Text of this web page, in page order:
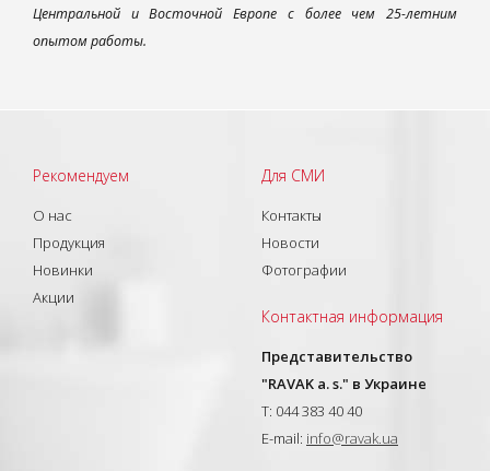
Центральной и Восточной Европе с более чем 25-летним
опытом работы.
Рекомендуем
О нас
Продукция
Новинки
Акции
Для СМИ
Контакты
Новости
Фотографии
Контактная информация
Представительство
"RAVAK a. s." в Украине
T: 044 383 40 40
E-mail: info@ravak.ua